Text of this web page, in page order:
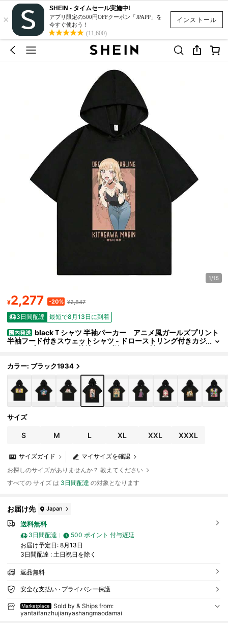
インストール
×
SHEIN - タイムセール実施中!
アプリ限定の500円OFFクーポン「JPAPP」を
今すぐ使おう！
(11,600)
1/15
¥2,277 -20% ¥2,847
3日間配達 最短で8月13日に到着
国内発送 blackＴシャツ 半袖パーカー アニメ風ガールズプリント
半袖フード付きスウェットシャツ - ドローストリング付きカジ
ュアルプルオーバー、快適なリブ編みヘム・袖口、ストトフ
カラー: ブラック1934
サイズ
S M L XL XXL XXXL
マイサイズを確認
サイズガイド
お探しのサイズがありませんか？ 教えてください
すべての サイズ は 3日間配達 の対象となります
お届け先 Japan
送料無料
3日間配達
500 ポイント 付与遅延
お届け予定日: 8月13日
3日間配達 : 土日祝日を除く
返品無料
安全な支払い · プライバシー保護
Marketplace
Sold by & Ships from:
yantaifanzhujianyashangmaodamai